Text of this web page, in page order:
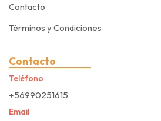
Contacto
Términos y Condiciones
Contacto
Teléfono
+56990251615
Email